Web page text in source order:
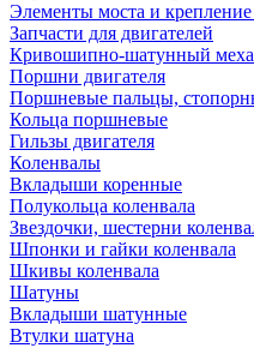
Элементы моста и крепление
Запчасти для двигателей
Кривошипно-шатунный
Поршни двигателя
Поршневые пальцы,
Кольца поршневые
Гильзы двигателя
Коленвалы
Вкладыши коренные
Полукольца коленвала
Звездочки, шестерни
Шпонки и гайки коленвала
Шкивы коленвала
Шатуны
Вкладыши шатунные
Втулки шатуна